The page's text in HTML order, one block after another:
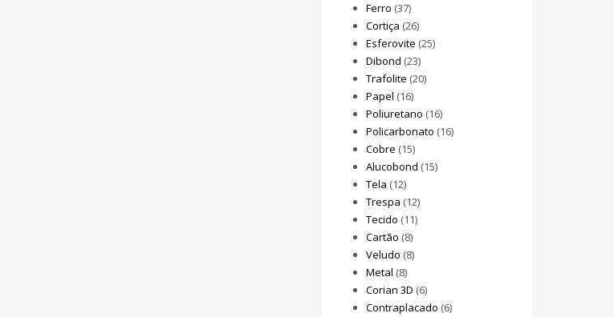
Ferro (37)
Cortiça (26)
Esferovite (25)
Dibond (23)
Trafolite (20)
Papel (16)
Poliuretano (16)
Policarbonato (16)
Cobre (15)
Alucobond (15)
Tela (12)
Trespa (12)
Tecido (11)
Cartão (8)
Veludo (8)
Metal (8)
Corian 3D (6)
Contraplacado (6)